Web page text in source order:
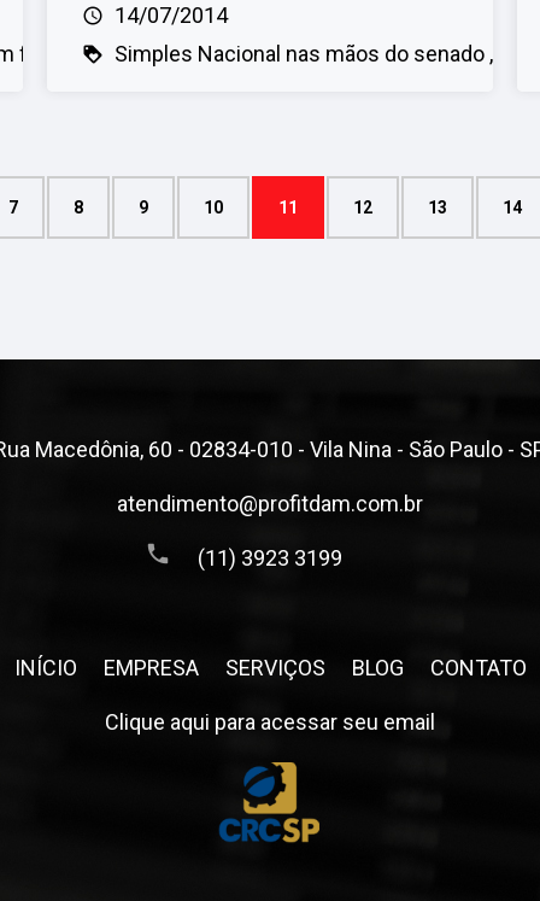
ficar
14/07/2014
Simples Nacional nas mãos do senado
7 8 9 10 11 12 13 14
Macedônia, 60 - 02834-010 - Vila Nina - São Paulo -
atendimento@profitdam.com.br
(11) 3923 3199
INÍCIO EMPRESA SERVIÇOS BLOG CONTATO
Clique aqui para acessar seu email